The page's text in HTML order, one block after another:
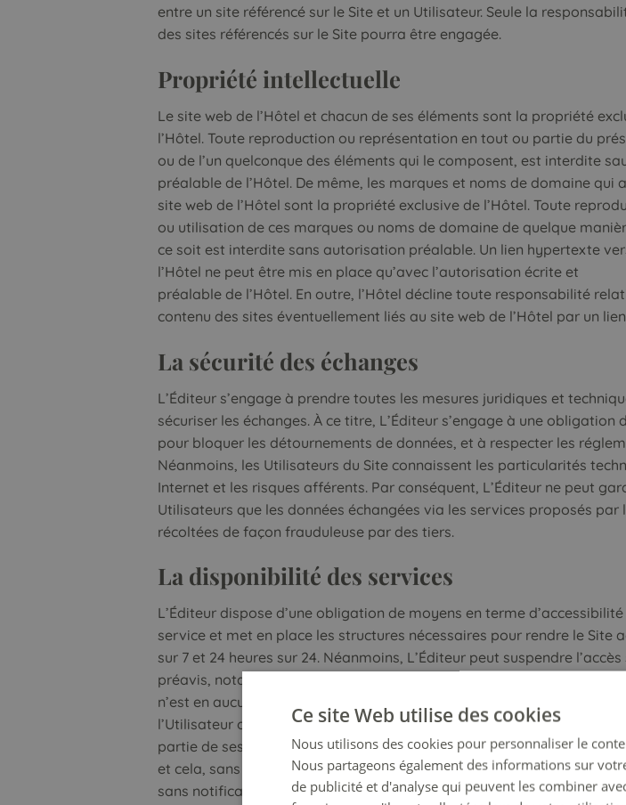
entre un site référencé sur le Site et un Utilisateur. Seule la
des sites référencés sur le Site pourra être engagée.
Propriété intellectuelle
Le site web de l’Hôtel et chacun de ses éléments sont la propriété
l’Hôtel. Toute reproduction ou représentation en tout ou partie du
ou de l’un quelconque des éléments qui le composent, est interdite
préalable de l’Hôtel. De même, les marques et noms de domaine qui
site web de l’Hôtel sont la propriété exclusive de l’Hôtel. Toute
ou utilisation de ces marques ou noms de domaine de quelque
ce soit est interdite sans autorisation préalable. Un lien hypertexte
l’Hôtel ne peut être mis en place qu’avec l’autorisation écrite et
préalable de l’Hôtel. En outre, l’Hôtel décline toute responsabilité
contenu des sites éventuellement liés au site web de l’Hôtel par un
La sécurité des échanges
L’Éditeur s’engage à prendre toutes les mesures juridiques et
sécuriser les échanges. À ce titre, L’Éditeur s’engage à une obligation
pour bloquer les détournements de données, et à respecter les
Néanmoins, les Utilisateurs du Site connaissent les particularités
Internet et les risques afférents. Par conséquent, L’Éditeur ne peut
Utilisateurs que les données échangées via les services proposés par
récoltées de façon frauduleuse par des tiers.
La disponibilité des services
L’Éditeur dispose d’une obligation de moyens en terme
service et met en place les structures nécessaires pour rendre le Site
sur 7 et 24 heures sur 24. Néanmoins, L’Éditeur peut suspendre l’accès
préavis, notamment pour des raisons de maintenance et de mises à
n’est en aucun cas responsable des éventuels préjudices qui peuvent
l’Utilisateur ou tout tiers. L’Éditeur peut à tout moment supprimer tout
partie de ses Services ou en modifier leurs teneurs notamment pour
et cela, sans préavis. L’Éditeur se réserve la faculté de refuser,
sans notification préalable, à tout Utilisateur l’accès à tout ou partie
Ce site Web utilise des cookies
Nous utilisons des cookies pour personnaliser le
Nous partageons également des informations sur
de publicité et d'analyse qui peuvent les combiner